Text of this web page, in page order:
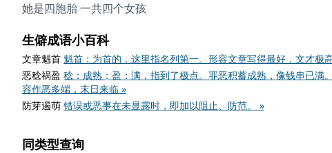
她是四胞胎 一共四个女孩
生僻成语小百科
文章魁首 魁首：为首的，这里指名列第一。形容文章写得最好，文才极
恶稔祸盈 稔：成熟；盈：满，指到了极点。罪恶积蓄成熟，像钱串已满
容作恶多端，末日来临 »
防芽遏萌 错误或恶事在未显露时，即加以阻止、防范。 »
同类型查询